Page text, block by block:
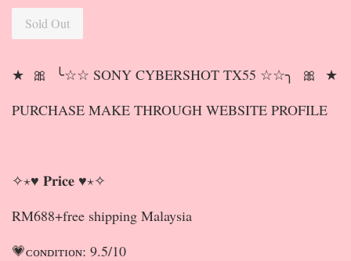
Sold Out
★ 🎀 ╰☆☆ SONY CYBERSHOT TX55 ☆☆╮ 🎀 ★
PURCHASE MAKE THROUGH WEBSITE PROFILE
✧⋆♥ 𝐏𝐫𝐢𝐜𝐞 ♥⋆✧
RM688+free shipping Malaysia
💗ᴄᴏɴᴅɪᴛɪᴏɴ: 9.5/10